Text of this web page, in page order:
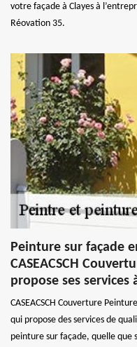
votre façade à Clayes à
Réovation 35.
Peinture sur façade
CASEACSCH
propose ses
CASEACSCH Couverture
qui propose des services de
peinture sur façade, quelle